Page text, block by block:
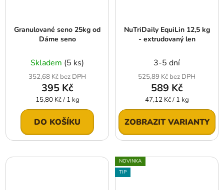
Granulované seno 25kg od
Dáme seno
Skladem (5 ks)
352,68 Kč bez DPH
395 Kč
Měrná
cena:
15,80 Kč / 1 kg
DO KOŠÍKU
NuTriDaily EquiLin 12,5 kg
- extrudovaný len
3-5 dní
525,89 Kč bez DPH
589 Kč
Měrná
cena:
47,12 Kč / 1 kg
ZOBRAZIT VARIANTY
NOVINKA
TIP